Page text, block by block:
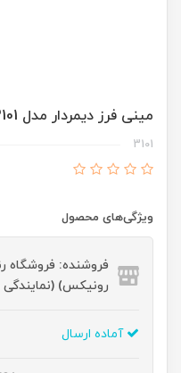
مینی فرز دیمردار مدل 3101
3101
ویژگی‌های محصول
فروشنده: فروشگاه
رونیکس) (نمایندگی
آماده ارسال